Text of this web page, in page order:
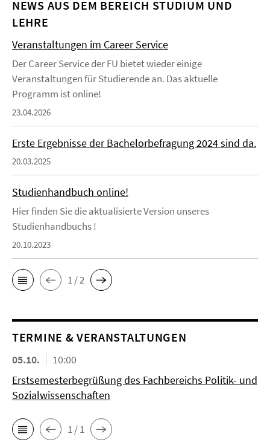
NEWS AUS DEM BEREICH STUDIUM UND
LEHRE
Veranstaltungen im Career Service
Der Career Service der FU bietet wieder einige
Veranstaltungen für Studierende an. Das aktuelle
Programm ist online!
23.04.2026
Erste Ergebnisse der Bachelorbefragung 2024 sind da.
20.03.2025
Studienhandbuch online!
Hier finden Sie die aktualisierte Version unseres
Studienhandbuchs !
20.10.2023
1 / 2
TERMINE & VERANSTALTUNGEN
05.10.
10:00
Erstsemesterbegrüßung des Fachbereichs Politik- und
Sozialwissenschaften
1 / 1